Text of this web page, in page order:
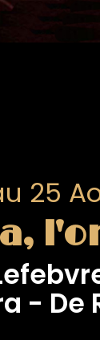
25
- De